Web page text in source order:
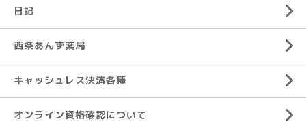
日記
西条あんず薬局
キャッシュレス決済各種
オンライン資格確認について